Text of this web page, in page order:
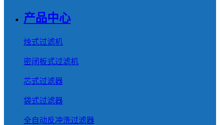
产品中心
烛式过滤机
密闭板式过滤机
芯式过滤器
袋式过滤器
全自动反冲洗过滤器